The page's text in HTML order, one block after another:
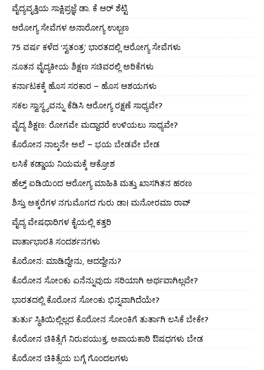
ವೈದ್ಯವೃತ್ತಿಯ ಸಾಕ್ಷಿಪ್ರಜ್ಞೆ ಡಾ. ಕೆ ಆರ್ ಶೆಟ್ಟಿ
ಆರೋಗ್ಯ ಸೇವೆಗಳ ಅನಾರೋಗ್ಯ ಉಲ್ಬಣ
75 ವರ್ಷ ಕಳೆದ ‘ಸ್ವತಂತ್ರ’ ಭಾರತದಲ್ಲಿ ಆರೋಗ್ಯ ಸೇವೆಗಳು
ನೂತನ ವೈದ್ಯಕೀಯ ಶಿಕ್ಷಣ ಸಚಿವರಲ್ಲಿ ಅರಿಕೆಗಳು
ಕರ್ನಾಟಕಕ್ಕೆ ಹೊಸ ಸರಕಾರ – ಹೊಸ ಆಶಯಗಳು
ಸಕಲ ಸ್ವಾಸ್ಥ್ಯವನ್ನು ಕೆಡಿಸಿ ಆರೋಗ್ಯ ರಕ್ಷಣೆ ಸಾಧ್ಯವೇ?
ವೈದ್ಯ ಶಿಕ್ಷಣ: ರೋಗವೇ ಮದ್ದಾದರೆ ಉಳಿಯಲು ಸಾಧ್ಯವೇ?
ಕೊರೋನ ನಾಲ್ಕನೇ ಅಲೆ – ಭಯ ಬೇಡವೇ ಬೇಡ
ಲಸಿಕೆ ಕಡ್ಡಾಯ ನಿಯಮಕ್ಕೆ ಆಕ್ರೋಶ
ಹೆಲ್ತ್ ಐಡಿಯಿಂದ ಆರೋಗ್ಯ ಮಾಹಿತಿ ಮತ್ತು ಖಾಸಗಿತನ ಹರಣ
ಶಿಸ್ತು ಅಕ್ಕರೆಗಳ ನಗುಮೊಗದ ಗುರು ಡಾ। ಮನೋರಮಾ ರಾವ್
ವೈದ್ಯ ವೇಷಧಾರಿಗಳ ಕೈಯಲ್ಲಿ ಕತ್ತರಿ
ವಾರ್ತಾಭಾರತಿ ಸಂದರ್ಶನಗಳು
ಕೊರೋನ: ಮಾಡಿದ್ದೇನು, ಆದದ್ದೇನು?
ಕೊರೋನ ಸೋಂಕು ಏನೆನ್ನುವುದು ಸರಿಯಾಗಿ ಅರ್ಥವಾಗಿಲ್ಲವೇ?
ಭಾರತದಲ್ಲಿ ಕೊರೋನ ಸೋಂಕು ಭಿನ್ನವಾಗಿದೆಯೇ?
ತುರ್ತು ಸ್ಥಿತಿಯಿಲ್ಲಿಲ್ಲದ ಕೊರೋನ ಸೋಂಕಿಗೆ ತುರ್ತಾಗಿ ಲಸಿಕೆ ಬೇಕೇ?
ಕೊರೋನ ಚಿಕಿತ್ಸೆಗೆ ನಿರುಪಯುಕ್ತ, ಅಪಾಯಕಾರಿ ಔಷಧಗಳು ಬೇಡ
ಕೊರೋನ ಚಿಕಿತ್ಸೆಯ ಬಗ್ಗೆ ಗೊಂದಲಗಳು